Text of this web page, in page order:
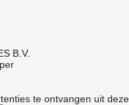
B.V.
te ontvangen uit